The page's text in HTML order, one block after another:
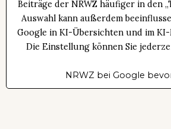
Beiträge der NRWZ häufiger in den
Auswahl kann außerdem
Google in KI-Übersichten und im
Die Einstellung können Sie
NRWZ bei Google